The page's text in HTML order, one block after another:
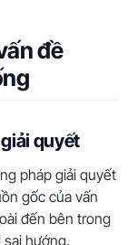
đề
quyết
pháp giải quyết
gốc của vấn
đến bên trong
hướng.